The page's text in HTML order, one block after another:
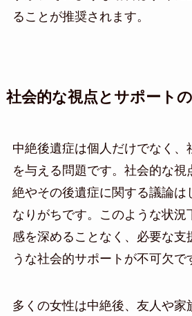
ることが推奨されます。
社会的な視点とサポート
中絶後遺症は個人だけでなく、
を与える問題です。社会的な視
絶やその後遺症に関する議論は
なりがちです。このような状況
感を深めることなく、必要な支
うな社会的サポートが不可欠で
多くの女性は中絶後、友人や家